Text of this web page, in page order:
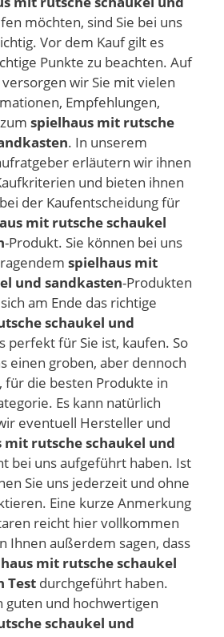
möchten, sind Sie bei uns
Vor dem Kauf gilt es
Punkte zu beachten. Auf
wir Sie mit vielen
Empfehlungen,
spielhaus mit rutsche
. In unserem
erläutern wir ihnen
und bieten ihnen
der Kaufentscheidung für
mit rutsche schaukel
-Produkt. Sie können bei uns
spielhaus mit
und sandkasten-Produkten
am Ende das richtige
schaukel und
perfekt für Sie ist, kaufen. So
einen groben, aber dennoch
für die besten Produkte in
Es kann natürlich
eventuell Hersteller und
mit rutsche schaukel und
bei uns aufgeführt haben. Ist
Sie uns jederzeit und ohne
Eine kurze Anmerkung
reicht hier vollkommen
Ihnen außerdem sagen, dass
mit rutsche schaukel
Test durchgeführt haben.
guten und hochwertigen
schaukel und